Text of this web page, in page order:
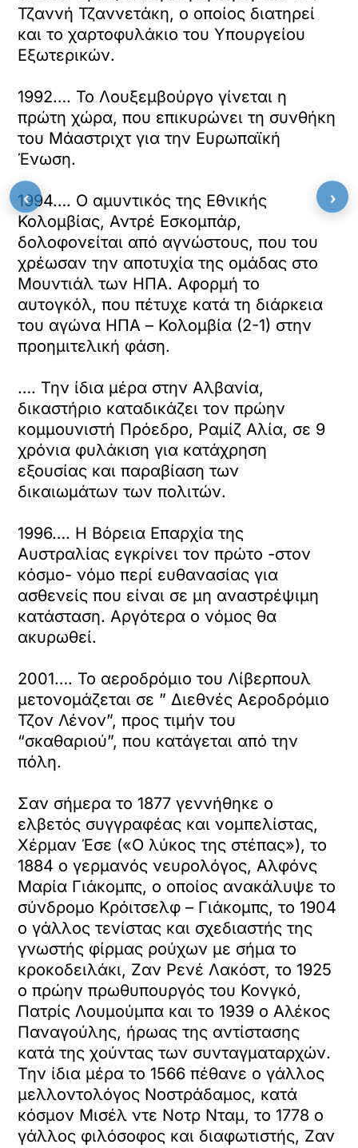
Τζαννή Τζαννετάκη, ο οποίος διατηρεί
και το χαρτοφυλάκιο του Υπουργείου
Εξωτερικών.
1992…. Το Λουξεμβούργο γίνεται η
πρώτη χώρα, που επικυρώνει τη συνθήκη
του Μάαστριχτ για την Ευρωπαϊκή
Ένωση.
1994…. Ο αμυντικός της Εθνικής
Κολομβίας, Αντρέ Εσκομπάρ,
δολοφονείται από αγνώστους, που του
χρέωσαν την αποτυχία της ομάδας στο
Μουντιάλ των ΗΠΑ. Αφορμή το
αυτογκόλ, που πέτυχε κατά τη διάρκεια
του αγώνα ΗΠΑ – Κολομβία (2-1) στην
προημιτελική φάση.
…. Την ίδια μέρα στην Αλβανία,
δικαστήριο καταδικάζει τον πρώην
κομμουνιστή Πρόεδρο, Ραμίζ Αλία, σε 9
χρόνια φυλάκιση για κατάχρηση
εξουσίας και παραβίαση των
δικαιωμάτων των πολιτών.
1996…. Η Βόρεια Επαρχία της
Αυστραλίας εγκρίνει τον πρώτο -στον
κόσμο- νόμο περί ευθανασίας για
ασθενείς που είναι σε μη αναστρέψιμη
κατάσταση. Αργότερα ο νόμος θα
ακυρωθεί.
2001…. Το αεροδρόμιο του Λίβερπουλ
μετονομάζεται σε ” Διεθνές Αεροδρόμιο
Τζον Λένον”, προς τιμήν του
“σκαθαριού”, που κατάγεται από την
πόλη.
Σαν σήμερα το 1877 γεννήθηκε ο
ελβετός συγγραφέας και νομπελίστας,
Χέρμαν Έσε («Ο λύκος της στέπας»), το
1884 ο γερμανός νευρολόγος, Αλφόνς
Μαρία Γιάκομπς, ο οποίος ανακάλυψε το
σύνδρομο Κρόιτσελφ – Γιάκομπς, το 1904
ο γάλλος τενίστας και σχεδιαστής της
γνωστής φίρμας ρούχων με σήμα το
κροκοδειλάκι, Ζαν Ρενέ Λακόστ, το 1925
ο πρώην πρωθυπουργός του Κονγκό,
Πατρίς Λουμούμπα και το 1939 ο Αλέκος
Παναγούλης, ήρωας της αντίστασης
κατά της χούντας των συνταγματαρχών.
Την ίδια μέρα το 1566 πέθανε ο γάλλος
μελλοντολόγος Νοστράδαμος, κατά
κόσμον Μισέλ ντε Νοτρ Νταμ, το 1778 ο
γάλλος φιλόσοφος και διαφωτιστής, Ζαν
‹ ›